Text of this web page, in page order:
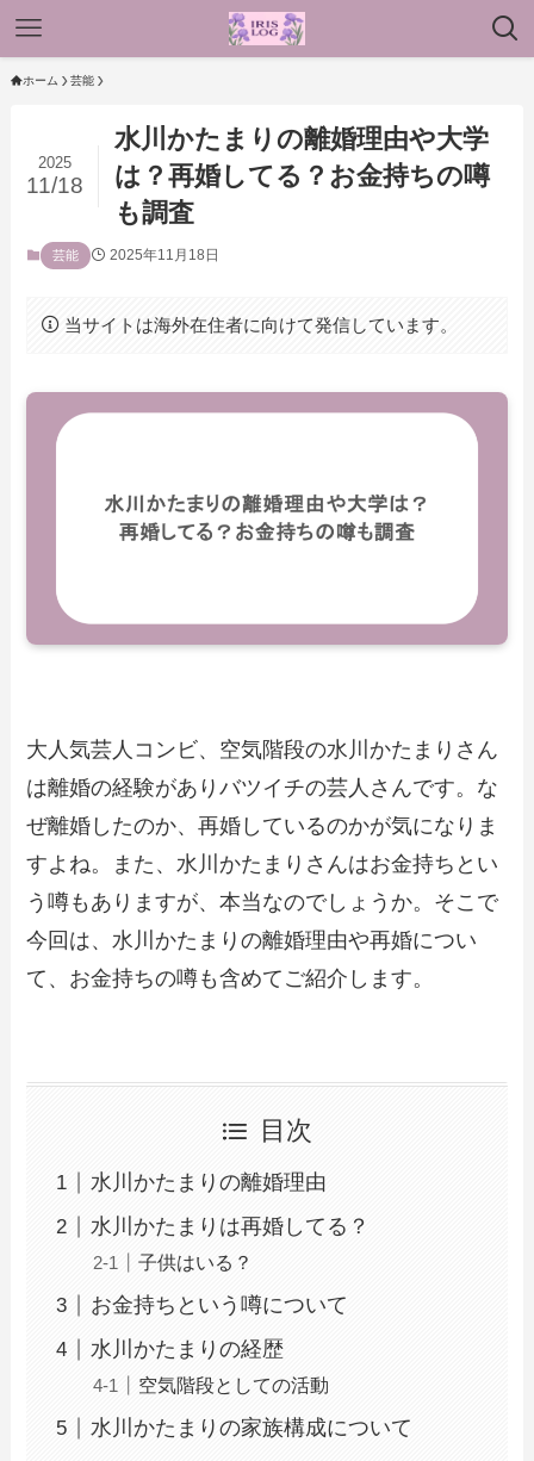
ホーム 芸能
水川かたまりの離婚理由や大学
は？再婚してる？お金持ちの噂
も調査
2025
11/18
芸能 2025年11月18日
当サイトは海外在住者に向けて発信しています。
大人気芸人コンビ、空気階段の水川かたまりさん
は離婚の経験がありバツイチの芸人さんです。な
ぜ離婚したのか、再婚しているのかが気になりま
すよね。また、水川かたまりさんはお金持ちとい
う噂もありますが、本当なのでしょうか。そこで
今回は、水川かたまりの離婚理由や再婚につい
て、お金持ちの噂も含めてご紹介します。
目次
水川かたまりの離婚理由
水川かたまりは再婚してる？
子供はいる？
お金持ちという噂について
水川かたまりの経歴
空気階段としての活動
水川かたまりの家族構成について